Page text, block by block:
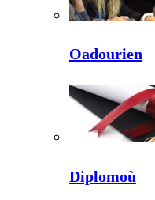
Oadourien
Diplomoù